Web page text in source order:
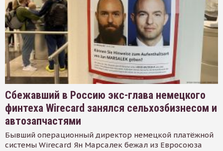
Сбежавший в Россию экс-глава немецкого
финтеха Wirecard занялся сельхозбизнесом и
автозапчастями
Бывший операционный директор немецкой платёжной
системы Wirecard Ян Марсалек бежал из Евросоюза